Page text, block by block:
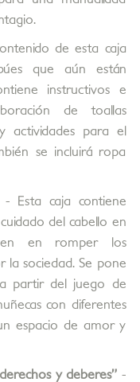
de esta caja
que aún están
instructivos e
de toallas
actividades para el
se incluirá ropa
- Esta caja contiene
del cabello en
en romper los
la sociedad. Se pone
partir del juego de
con diferentes
espacio de amor y
y deberes” -